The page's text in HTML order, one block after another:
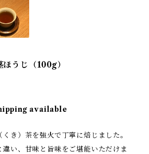
うじ（100g）
available
き）茶を強火で丁寧に焙じました。
い、甘味と旨味をご堪能いただけま